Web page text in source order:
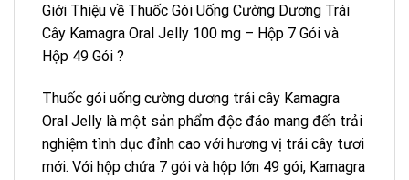
Giới Thiệu về Thuốc Gói Uống Cường Dương Trái
Cây Kamagra Oral Jelly 100 mg – Hộp 7 Gói và
Hộp 49 Gói ?
Thuốc gói uống cường dương trái cây Kamagra
Oral Jelly là một sản phẩm độc đáo mang đến trải
nghiệm tình dục đỉnh cao với hương vị trái cây tươi
mới. Với hộp chứa 7 gói và hộp lớn 49 gói, Kamagra